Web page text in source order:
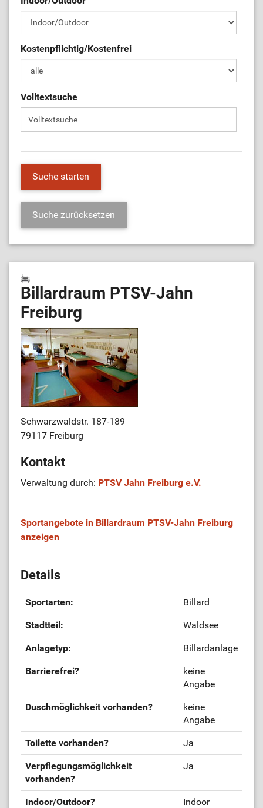
ÜL-Börse
Kostenpflichtig/Kostenfrei
Volltextsuche
Billardraum PTSV-Jahn
Freiburg
Schwarzwaldstr. 187-189
79117 Freiburg
Kontakt
Verwaltung durch: PTSV Jahn Freiburg e.V.
Sportangebote in Billardraum PTSV-Jahn Freiburg
anzeigen
Details
Sportarten: Billard
Stadtteil: Waldsee
Anlagetyp: Billardanlage
Barrierefrei?
keine
Angabe
Duschmöglichkeit vorhanden?
keine
Angabe
Toilette vorhanden? Ja
Verpflegungsmöglichkeit
vorhanden?
Ja
Indoor/Outdoor? Indoor